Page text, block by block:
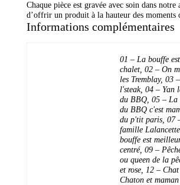
Chaque pièce est gravée avec soin dans
d’offrir un produit à la hauteur des moments
Informations complémentaires
01 – La bouffe
chalet, 02 – On
les Tremblay, 03
l'steak, 04 – Yan
du BBQ, 05 – La
du BBQ c'est
du p'tit paris, 07
famille
bouffe est
centré, 09 –
ou queen de la
et rose, 12 –
Chaton et